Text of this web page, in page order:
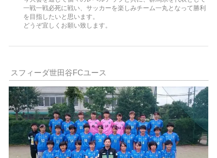
一戦一戦必死に戦い、サッカーを楽しみチーム一丸となって勝利
を目指したいと思います。
どうぞ宜しくお願い致します。
スフィーダ世田谷FCユース